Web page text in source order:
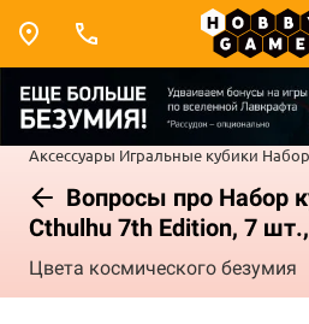
Аксессуары Игральные кубики
Вопросы про Набор
Cthulhu 7th Edition, 7
Цвета космического безумия